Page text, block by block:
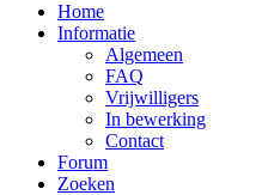
Home
Informatie
Algemeen
FAQ
Vrijwilligers
In bewerking
Contact
Forum
Zoeken